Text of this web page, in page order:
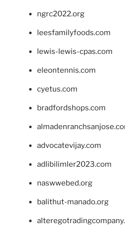
ngrc2022.org
leesfamilyfoods.com
lewis-lewis-cpas.com
eleontennis.com
cyetus.com
bradfordshops.com
advocatevijay.com
adlibilimler2023.com
naswwebed.org
balithut-manado.org